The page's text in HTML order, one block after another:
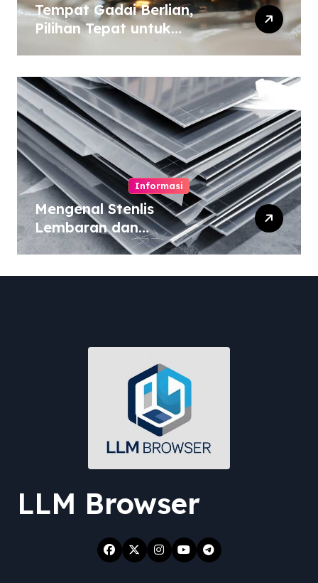
Tempat Gadai Berlian,
Pilihan Tepat untuk
Informasi
Mengenal Stenlis
Lembaran dan
Komposisinya
LLM Browser